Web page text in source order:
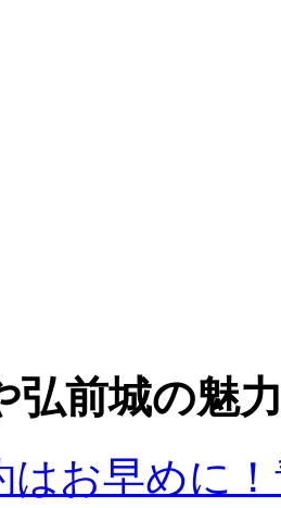
弘前城の魅
はお早めに